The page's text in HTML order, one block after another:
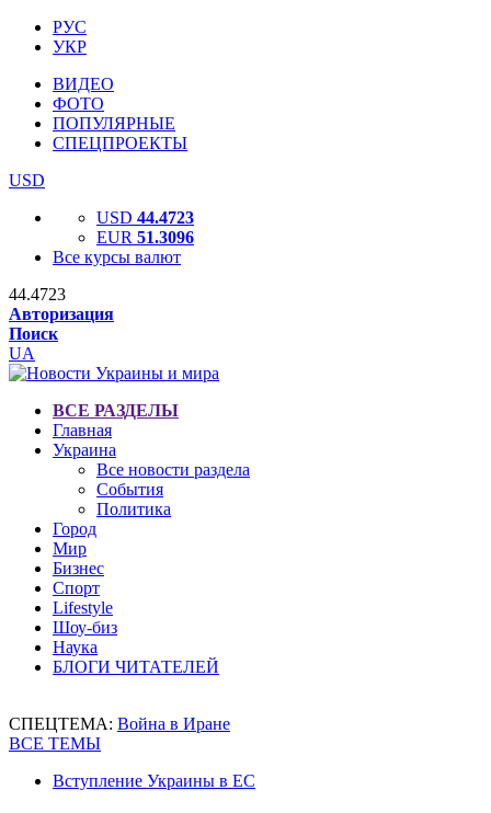
РУС
УКР
ВИДЕО
ФОТО
ПОПУЛЯРНЫЕ
СПЕЦПРОЕКТЫ
USD
USD 44.4723
EUR 51.3096
Все курсы валют
44.4723
Авторизация
Поиск
UA
ВСЕ РАЗДЕЛЫ
Главная
Украина
Все новости раздела
События
Политика
Город
Мир
Бизнес
Спорт
Lifestyle
Шоу-биз
Наука
БЛОГИ ЧИТАТЕЛЕЙ
СПЕЦТЕМА: Война в Иране
ВСЕ ТЕМЫ
Вступление Украины в ЕС